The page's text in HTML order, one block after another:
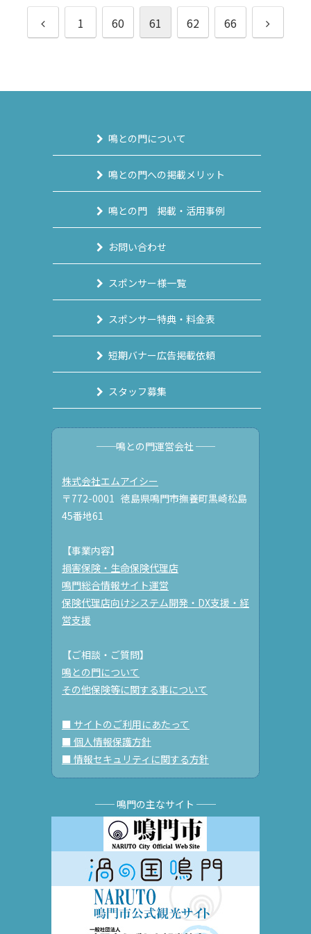
前
1 60 61 62 66
次
鳴との門について
鳴との門への掲載メリット
鳴との門 掲載・活用事例
お問い合わせ
スポンサー様一覧
スポンサー特典・料金表
短期バナー広告掲載依頼
スタッフ募集
──鳴との門運営会社 ──
株式会社エムアイシー
〒772-0001 徳島県鳴門市撫養町黒崎松島
45番地61
【事業内容】
損害保険・生命保険代理店
鳴門総合情報サイト運営
保険代理店向けシステム開発・DX支援・経
営支援
【ご相談・ご質問】
鳴との門について
その他保険等に関する事について
■ サイトのご利用にあたって
■ 個人情報保護方針
■ 情報セキュリティに関する方針
── 鳴門の主なサイト ──